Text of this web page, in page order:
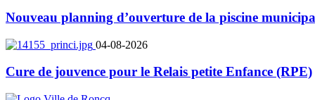
Nouveau planning d’ouverture de la piscine
04-08-2026
Cure de jouvence pour le Relais petite Enfance (RPE)